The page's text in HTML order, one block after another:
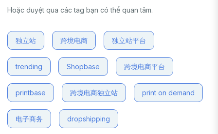
Hoặc duyệt qua các tag bạn có thể quan tâm.
独立站 跨境电商 独立站平台
trending Shopbase 跨境电商平台
printbase 跨境电商独立站 print on demand
电子商务 dropshipping